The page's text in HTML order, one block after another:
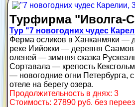
Турфирма "Иволга-
Тур "7 новогодних чудес
Ферма осликов в Ханканмяки —
реке Иийокки — деревня
оленей — зимняя сказка
Сортавала — крепость
— новогодние огни Петербурга,
отеле на берегу озера.
Продолжительность в днях: 3
Стоимость: 27890 руб. без